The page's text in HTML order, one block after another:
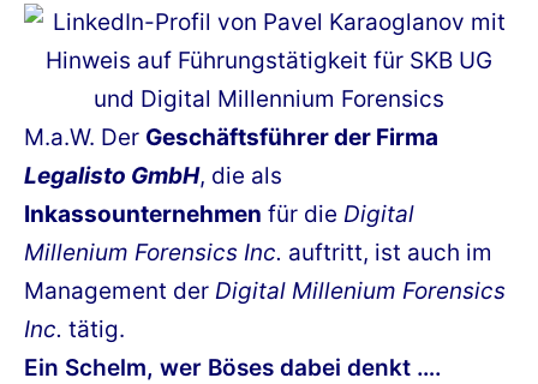
M.a.W. Der Geschäftsführer der Firma
Legalisto GmbH, die als
Inkassounternehmen für die Digital
Millenium Forensics Inc. auftritt, ist auch im
Management der Digital Millenium Forensics
Inc. tätig.
Ein Schelm, wer Böses dabei denkt ….